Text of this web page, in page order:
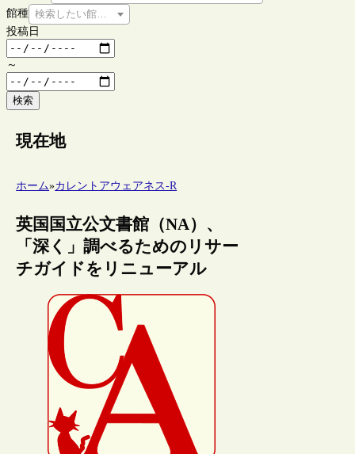
館種 検索したい館種を選択してください
投稿日
～
検索
現在地
ホーム»カレントアウェアネス-R
英国国立公文書館（NA）、
「深く」調べるためのリサー
チガイドをリニューアル